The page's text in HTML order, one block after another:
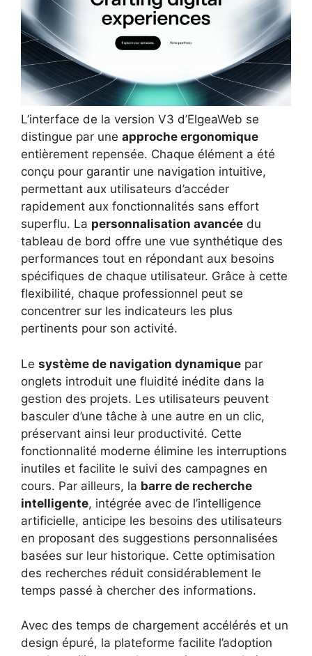
L’interface de la version V3 d’ElgeaWeb se
distingue par une approche ergonomique
entièrement repensée. Chaque élément a été
conçu pour garantir une navigation intuitive,
permettant aux utilisateurs d’accéder
rapidement aux fonctionnalités sans effort
superflu. La personnalisation avancée du
tableau de bord offre une vue synthétique des
performances tout en répondant aux besoins
spécifiques de chaque utilisateur. Grâce à cette
flexibilité, chaque professionnel peut se
concentrer sur les indicateurs les plus
pertinents pour son activité.
Le système de navigation dynamique par
onglets introduit une fluidité inédite dans la
gestion des projets. Les utilisateurs peuvent
basculer d’une tâche à une autre en un clic,
préservant ainsi leur productivité. Cette
fonctionnalité moderne élimine les interruptions
inutiles et facilite le suivi des campagnes en
cours. Par ailleurs, la barre de recherche
intelligente, intégrée avec de l’intelligence
artificielle, anticipe les besoins des utilisateurs
en proposant des suggestions personnalisées
basées sur leur historique. Cette optimisation
des recherches réduit considérablement le
temps passé à chercher des informations.
Avec des temps de chargement accélérés et un
design épuré, la plateforme facilite l’adoption